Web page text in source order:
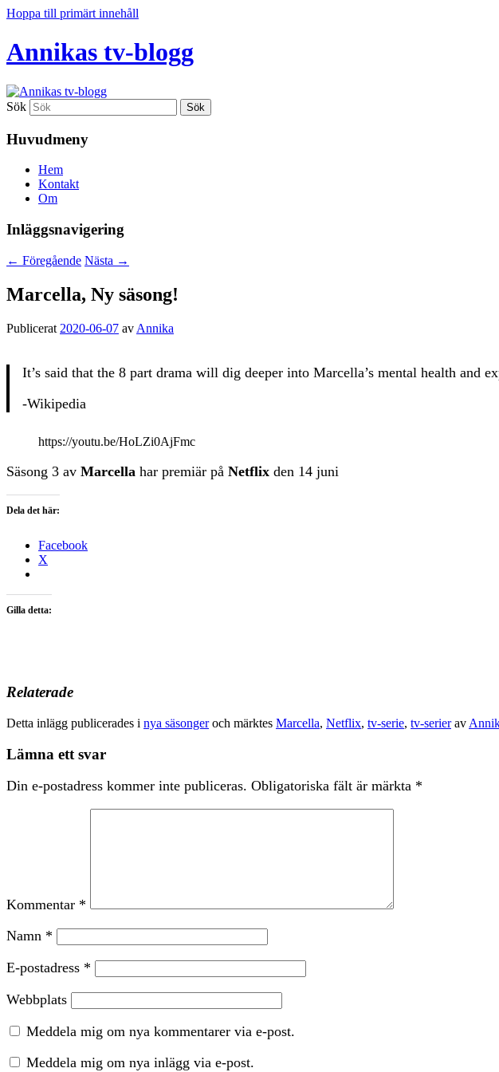
Hoppa till primärt innehåll
Annikas tv-blogg
Sök
Huvudmeny
Hem
Kontakt
Om
Inläggsnavigering
← Föregående Nästa →
Marcella, Ny säsong!
Publicerat 2020-06-07 av Annika
It’s said that the 8 part drama will dig deeper into Marcella’s mental health and
-Wikipedia
https://youtu.be/HoLZi0AjFmc
Säsong 3 av Marcella har premiär på Netflix den 14 juni
Dela det här:
Facebook
X
Gilla detta:
Relaterade
Detta inlägg publicerades i nya säsongeroch märktes Marcella, Netflix, tv-serie, tv-serierav
Lämna ett svar
Din e-postadress kommer inte publiceras. Obligatoriska fält är märkta *
Kommentar *
Namn *
E-postadress *
Webbplats
Meddela mig om nya kommentarer via e-post.
Meddela mig om nya inlägg via e-post.